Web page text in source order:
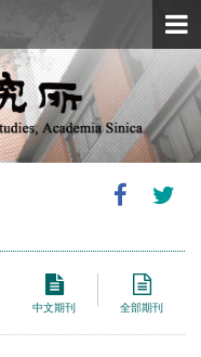
中文期刊 全部期刊